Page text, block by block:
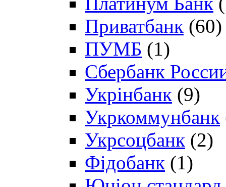
Приватбанк (60)
ПУМБ (1)
Сбербанк
Укрінбанк (9)
Укркоммунбанк
Укрсоцбанк (2)
Фідобанк (1)